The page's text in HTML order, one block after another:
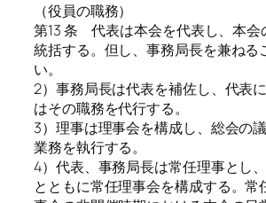
（役員の職務）
第13 条 代表は本会を代表し、本会
統括する。但し、事務局長を兼ねる
い。
2）事務局長は代表を補佐し、代表
はその職務を代行する。
3）理事は理事会を構成し、総会の
業務を執行する。
4）代表、事務局長は常任理事とし
とともに常任理事会を構成する。常